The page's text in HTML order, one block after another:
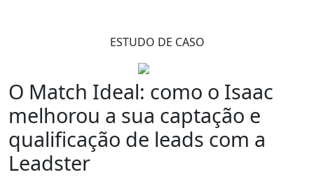
ESTUDO DE CASO
O Match Ideal: como o Isaac
melhorou a sua captação e
qualificação de leads com a
Leadster